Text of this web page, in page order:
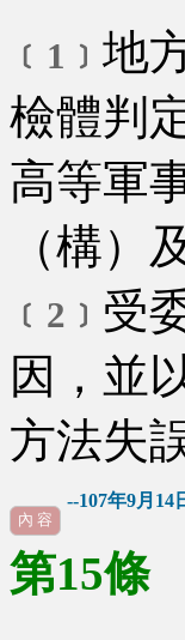
﹝1﹞ 地
檢體判
高等軍
（構）
﹝2﹞ 受
因，並
方法失
--107年9月14日
內 容
第15條